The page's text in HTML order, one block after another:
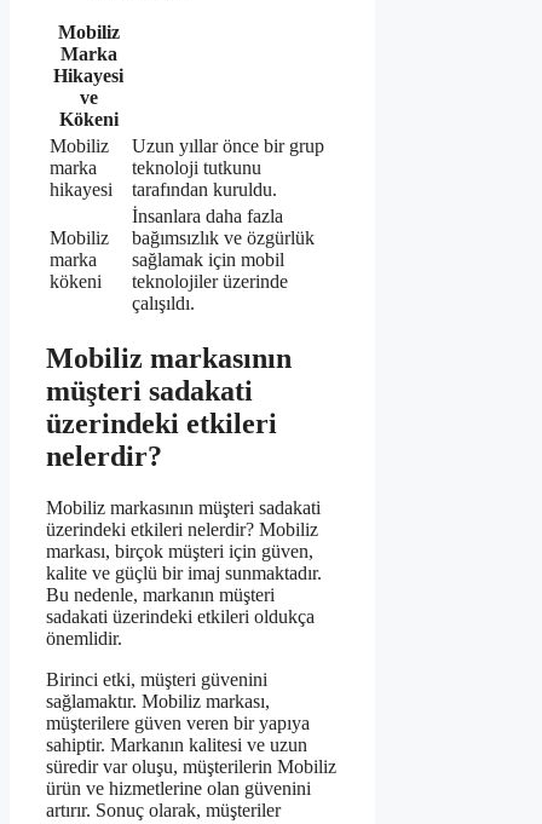
Mobiliz
Marka
Hikayesi
ve
Kökeni
Mobiliz
marka
hikayesi
Uzun yıllar önce bir grup
teknoloji tutkunu
tarafından kuruldu.
Mobiliz
marka
kökeni
İnsanlara daha fazla
bağımsızlık ve özgürlük
sağlamak için mobil
teknolojiler üzerinde
çalışıldı.
Mobiliz markasının
müşteri sadakati
üzerindeki etkileri
nelerdir?
Mobiliz markasının müşteri sadakati
üzerindeki etkileri nelerdir? Mobiliz
markası, birçok müşteri için güven,
kalite ve güçlü bir imaj sunmaktadır.
Bu nedenle, markanın müşteri
sadakati üzerindeki etkileri oldukça
önemlidir.
Birinci etki, müşteri güvenini
sağlamaktır. Mobiliz markası,
müşterilere güven veren bir yapıya
sahiptir. Markanın kalitesi ve uzun
süredir var oluşu, müşterilerin Mobiliz
ürün ve hizmetlerine olan güvenini
artırır. Sonuç olarak, müşteriler